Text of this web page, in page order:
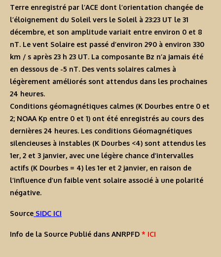
Terre enregistré par l’ACE dont l’orientation changée de
l’éloignement du Soleil vers le Soleil à 23:23 UT le 31
décembre, et son amplitude variait entre environ 0 et 8
nT. Le vent Solaire est passé d’environ 290 à environ 330
km / s après 23 h 23 UT. La composante Bz n’a jamais été
en dessous de -5 nT. Des vents solaires calmes à
légèrement améliorés sont attendus dans les prochaines
24 heures.
Conditions géomagnétiques calmes (K Dourbes entre 0 et
2; NOAA Kp entre 0 et 1) ont été enregistrés au cours des
dernières 24 heures. Les conditions Géomagnétiques
silencieuses à instables (K Dourbes <4) sont attendus les
1er, 2 et 3 janvier, avec une légère chance d’intervalles
actifs (K Dourbes = 4) les 1er et 2 janvier, en raison de
l’influence d’un faible vent solaire associé à une polarité
négative.
Source SIDC ICI
Info de la Source Publié dans ANRPFD * ICI